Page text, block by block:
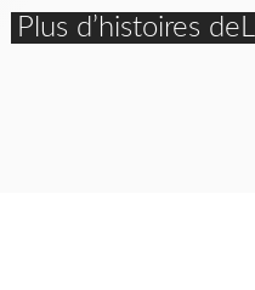
Plus d’histoires